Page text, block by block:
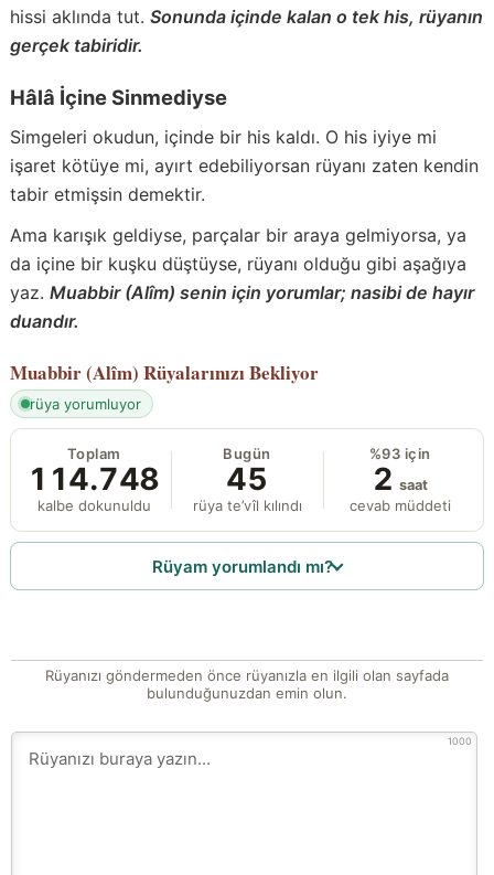
hissi aklında tut. Sonunda içinde kalan o tek his, rüyanın
gerçek tabiridir.
Hâlâ İçine Sinmediyse
Simgeleri okudun, içinde bir his kaldı. O his iyiye mi
işaret kötüye mi, ayırt edebiliyorsan rüyanı zaten kendin
tabir etmişsin demektir.
Ama karışık geldiyse, parçalar bir araya gelmiyorsa, ya
da içine bir kuşku düştüyse, rüyanı olduğu gibi aşağıya
yaz. Muabbir (Alîm) senin için yorumlar; nasibi de hayır
duandır.
Muabbir (Alîm) Rüyalarınızı Bekliyor
rüya yorumluyor
Toplam
114.748
kalbe dokunuldu
Bugün
45
rüya te’vîl kılındı
%93 için
2 saat
cevab müddeti
Rüyam yorumlandı mı?
Rüyanızı göndermeden önce rüyanızla en ilgili olan sayfada
bulunduğunuzdan emin olun.
1000